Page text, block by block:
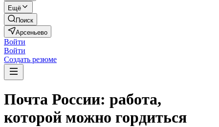
Ещё
Поиск
Арсеньево
Войти
Войти
Создать резюме
Почта России: работа,
которой можно гордиться